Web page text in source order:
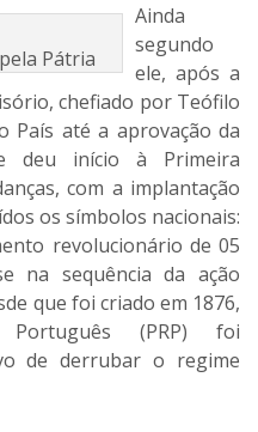
Pátria
Ainda
segundo
ele, após a
chefiado por Teófilo
País até a aprovação da
deu início à Primeira
com a implantação
os símbolos nacionais:
revolucionário de 05
na sequência da ação
que foi criado em 1876,
(PRP) foi
de derrubar o regime